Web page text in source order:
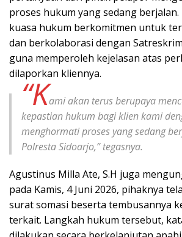
proses hukum yang sedang
kuasa hukum berkomitmen untuk
dan berkolaborasi dengan
guna memperoleh kejelasan atas
dilaporkan kliennya.
“Kami akan terus berupaya
kepastian hukum bagi klien kami
menghormati proses yang sedang
Polresta Sidoarjo,” tegasnya.
Agustinus Milla Ate, S.H juga
pada Kamis, 4 Juni 2026, pihaknya
surat somasi beserta tembusannya
terkait. Langkah hukum tersebut,